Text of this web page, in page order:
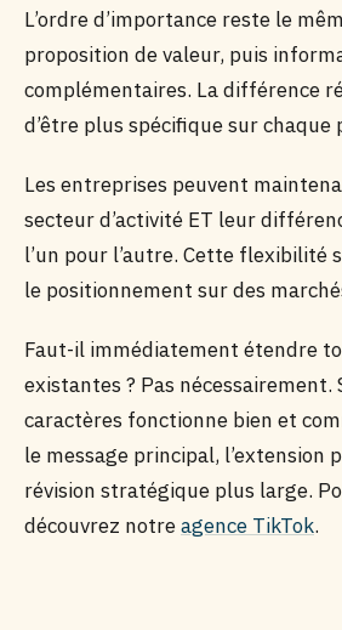
L’ordre d’importance reste le
proposition de valeur, puis
complémentaires. La différence
d’être plus spécifique sur chaque
Les entreprises peuvent
secteur d’activité ET leur
l’un pour l’autre. Cette
le positionnement sur des
Faut-il immédiatement étendre
existantes ? Pas nécessairement.
caractères fonctionne bien et
le message principal, l’extension
révision stratégique plus large.
découvrez notreagence TikTok.